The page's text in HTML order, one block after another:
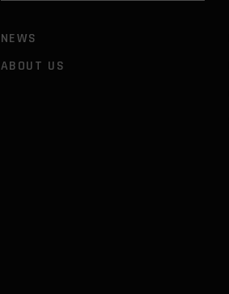
NEWS
ABOUT US